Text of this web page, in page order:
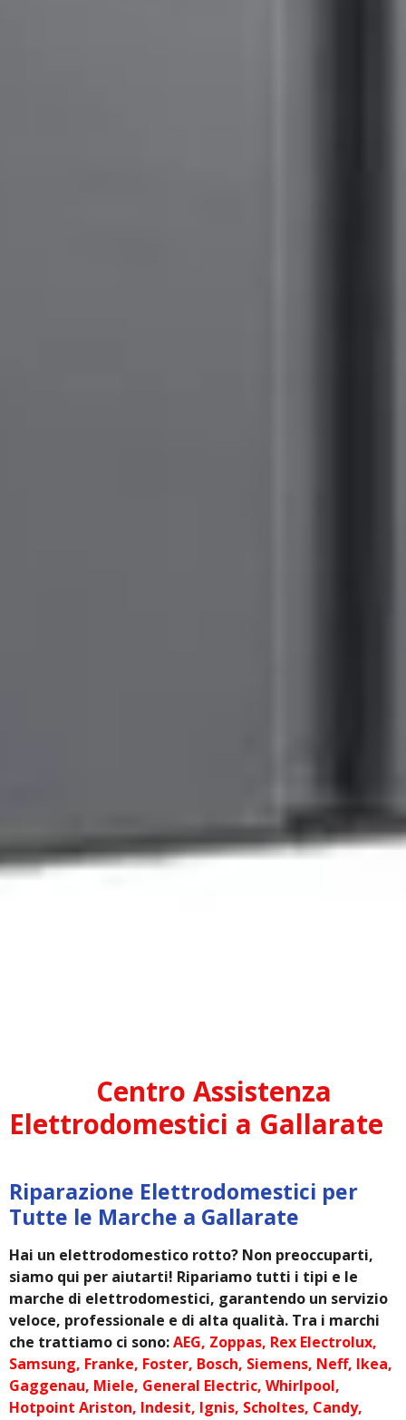
Centro Assistenza
Elettrodomestici a Gallarate
Riparazione Elettrodomestici per
Tutte le Marche a Gallarate
Hai un elettrodomestico rotto? Non preoccuparti,
siamo qui per aiutarti! Ripariamo tutti i tipi e le
marche di elettrodomestici, garantendo un servizio
veloce, professionale e di alta qualità. Tra i marchi
che trattiamo ci sono:AEG, Zoppas, Rex Electrolux,
Samsung, Franke, Foster, Bosch, Siemens, Neff, Ikea,
Gaggenau, Miele, General Electric, Whirlpool,
Hotpoint Ariston, Indesit, Ignis, Scholtes, Candy,